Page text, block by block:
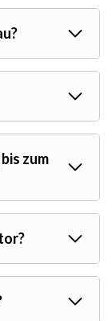
zum